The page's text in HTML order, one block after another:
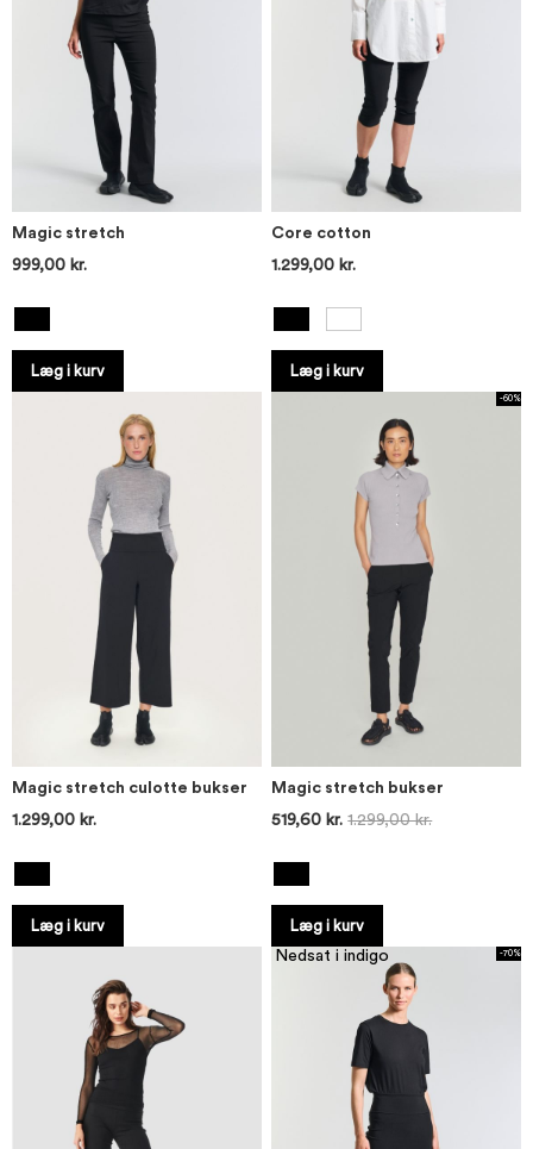
Magic stretch
999,00 kr.
Læg i kurv
Core cotton
1.299,00 kr.
Læg i kurv
Magic stretch culotte bukser
1.299,00 kr.
Læg i kurv
-60%
Magic stretch bukser
519,60 kr. 1.299,00 kr.
Læg i kurv
-70%
Nedsat i indigo